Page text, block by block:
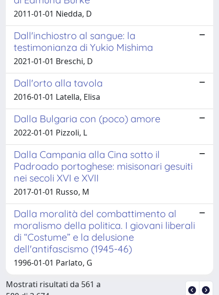
2011-01-01 Niedda, D
Dall'inchiostro al sangue: la
testimonianza di Yukio Mishima
2021-01-01 Breschi, D
Dall'orto alla tavola
2016-01-01 Latella, Elisa
Dalla Bulgaria con (poco) amore
2022-01-01 Pizzoli, L
Dalla Campania alla Cina sotto il
Padroado portoghese: misisonari gesuiti
nei secoli XVI e XVII
2017-01-01 Russo, M
Dalla moralità del combattimento al
moralismo della politica. I giovani liberali
di “Costume” e la delusione
dell'antifascismo (1945-46)
1996-01-01 Parlato, G
Mostrati risultati da 561 a